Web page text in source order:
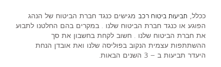
ככלל, תביעות ביטוח רכב מגישים כנגד חברת הביטוח של הנהג
הפוגע או כנגד חברת הביטוח שלנו . במקרים בהם החלטנו לתבוע
את חברת הביטוח שלנו . חשוב לקחת בחשבון את סך
ההשתתפות עצמית הנקוב בפוליסה שלנו ואת אובדן הנחת
היעדר תביעות ב – 3 השנים הבאות.